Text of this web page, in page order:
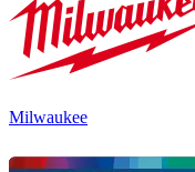
Milwaukee